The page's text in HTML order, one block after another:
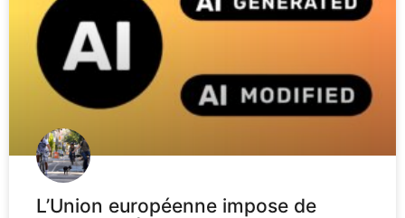
L’Union européenne impose de